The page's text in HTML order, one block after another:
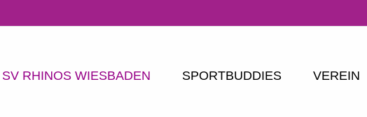
SV RHINOS WIESBADEN SPORTBUDDIES VEREIN